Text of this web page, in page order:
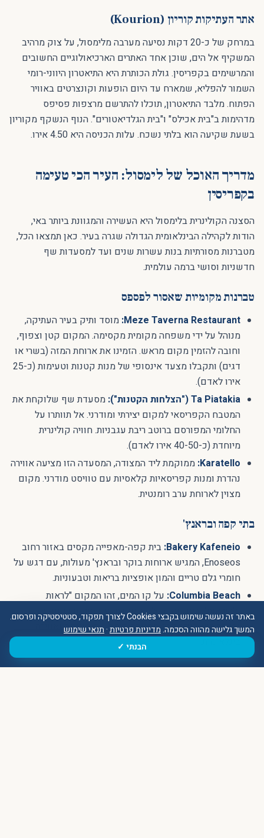
אתר העתיקות קוריון (Kourion)
במרחק של כ-20 דקות נסיעה מערבה מלימסול, על צוק מרהיב
המשקיף אל הים, שוכן אחד האתרים הארכיאולוגיים החשובים
והמרשימים בקפריסין. גולת הכותרת היא התיאטרון היווני-רומי
השמור להפליא, שמארח עד היום הופעות וקונצרטים באוויר
הפתוח. מלבד התיאטרון, תוכלו להתרשם מרצפות פסיפס
מדהימות ב"בית אכילס" ו"בית הגלדיאטורים". הנוף הנשקף מקוריון
בשעת שקיעה הוא בלתי נשכח. עלות הכניסה היא 4.50 אירו.
מדריך האוכל של לימסול: העיר הכי טעימה
בקפריסין
הסצנה הקולינרית בלימסול היא העשירה והמגוונת ביותר באי,
הודות לקהילה הבינלאומית הגדולה שגרה בעיר. כאן תמצאו הכל,
מטברנות מסורתיות בנות עשרות שנים ועד למסעדות שף
חדשניות וסושי ברמה עולמית.
טברנות מקומיות שאסור לפספס
Meze Taverna Restaurant: מוסד ותיק בעיר העתיקה,
מנוהל על ידי משפחה מקומית מקסימה. המקום קטן וצפוף,
וחובה להזמין מקום מראש. הזמינו את ארוחת המזה (בשרי או
דגים) ותקבלו מצעד אינסופי של מנות קטנות וטעימות (כ-25
אירו לאדם).
Ta Piatakia ("הצלחות הקטנות"):
מסעדת שף שלוקחת את
המטבח הקפריסאי למקום יצירתי ומודרני. אל תוותרו על
החלומי המפורסם ברוטב ריבת עגבניות. חוויה קולינרית
מיוחדת (כ-40-50 אירו לאדם).
Karatello: ממוקמת ליד המצודה, המסעדה הזו מציעה אווירה
נהדרת ומנות קפריסאיות קלאסיות עם טוויסט מודרני. מקום
מצוין לארוחת ערב רומנטית.
בתי קפה ובראנץ'
Bakery Kafeneio: בית קפה-מאפייה מקסים באזור רחוב
Enoseos, המגיש ארוחות בוקר ובראנץ' מעולות, עם דגש על
חומרי גלם טריים והמון אופציות בריאות וטבעוניות.
Columbia Beach: על קו המים, זהו המקום "לראות
ולהיראות". ביום זהו ביץ'-בר יוקרתי עם מיטות שיזוף נוחות,
ובערב הוא הופך לבר-מסעדה תוסס עם מוזיקה ואווירה
באתר זה נעשה שימוש בקבצי Cookies לצורך תפקוד, סטטיסטיקה ופרסום.
המשך גלישה מהווה הסכמה.מדיניות פרטיות·תנאי שימוש
הבנתי ✓